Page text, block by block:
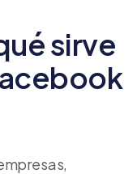
sirve